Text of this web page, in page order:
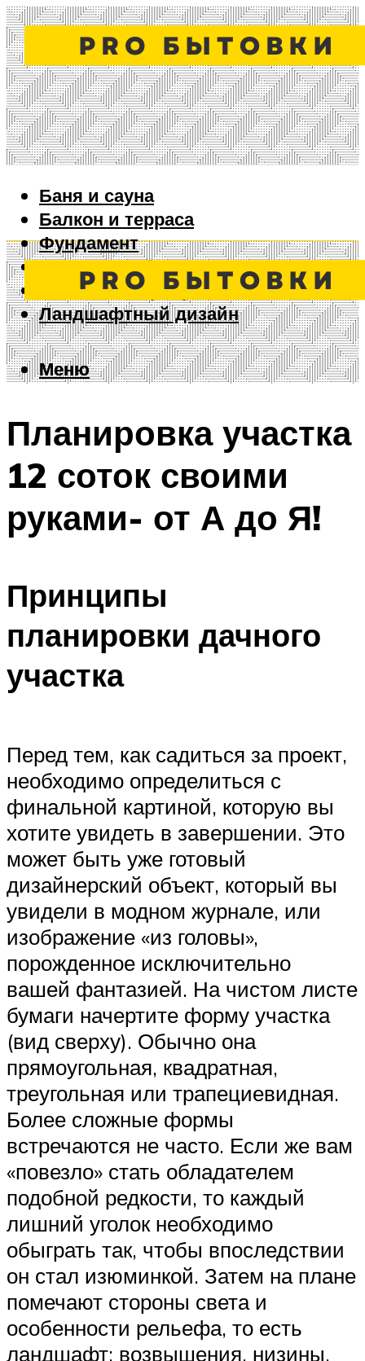
Баня и сауна
Балкон и терраса
Фундамент
Ворота и забор
Дизайн интерьера
Ландшафтный дизайн
Меню
Меню
Планировка участка
12 соток своими
руками- от А до Я!
Принципы
планировки дачного
участка
Перед тем, как садиться за проект,
необходимо определиться с
финальной картиной, которую вы
хотите увидеть в завершении. Это
может быть уже готовый
дизайнерский объект, который вы
увидели в модном журнале, или
изображение «из головы»,
порожденное исключительно
вашей фантазией. На чистом листе
бумаги начертите форму участка
(вид сверху). Обычно она
прямоугольная, квадратная,
треугольная или трапециевидная.
Более сложные формы
встречаются не часто. Если же вам
«повезло» стать обладателем
подобной редкости, то каждый
лишний уголок необходимо
обыграть так, чтобы впоследствии
он стал изюминкой. Затем на плане
помечают стороны света и
особенности рельефа, то есть
ландшафт: возвышения, низины,